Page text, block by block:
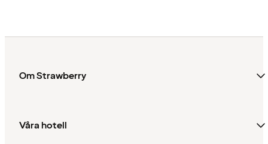
Om Strawberry
Våra hotell